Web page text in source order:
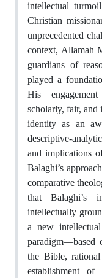
intellectual
Christian
unprecedented
context, Allamah
guardians of
played a
His
scholarly, fair, and
identity as an
descriptive-
and implications
Balaghi’s
comparative
that Balaghi’s
intellectually
a new
paradigm—based
the Bible,
establishment